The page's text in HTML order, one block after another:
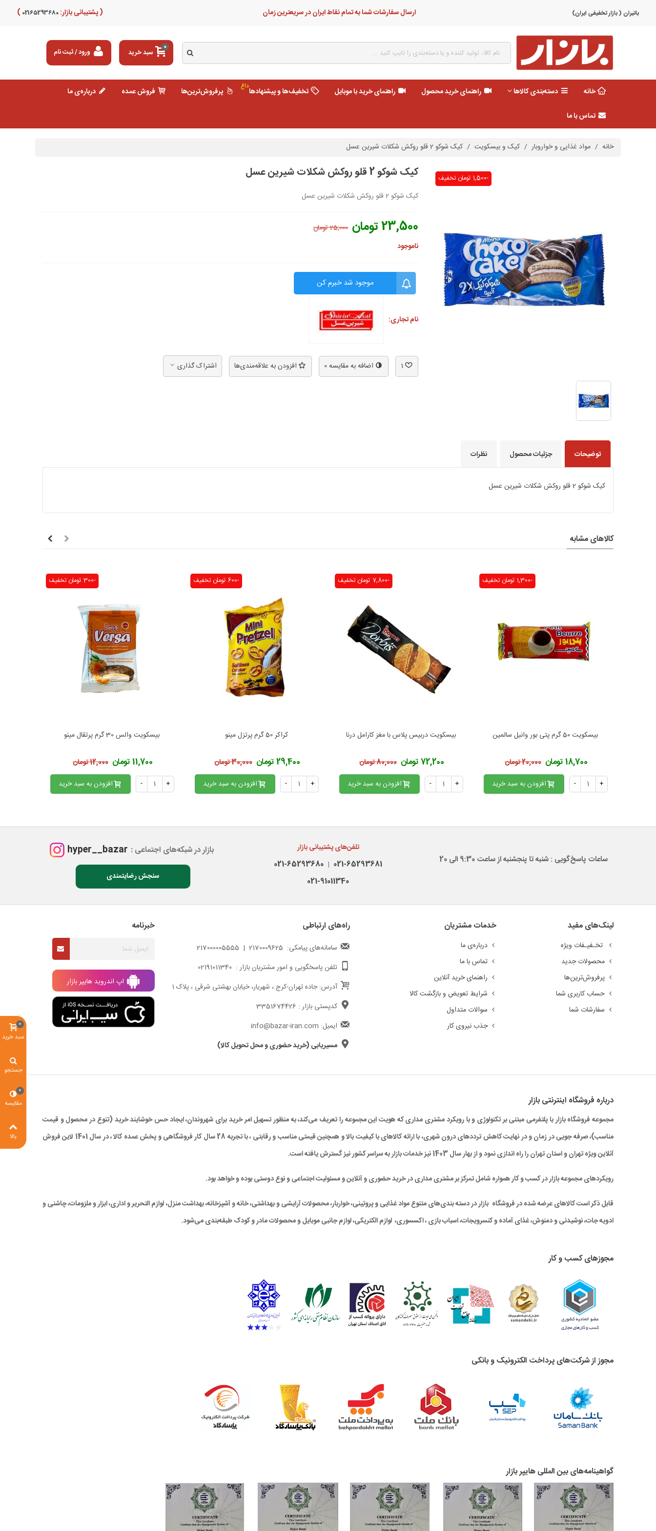
باتیران ( بازار تخفیفی ایران) ارسال سفارشات شما به تمام نقاط ایران در سریعترین زمان ( پشتیبانی بازار: 02165293680
)
0
سبد خرید ورود / ثبت نام
خانه دسته‌بندی کالاها راهنمای خرید محصول راهنمای خرید با موبایل تخفیف‌ها و پیشنهادهاداغ پرفروش‌ترین‌ها فروش عمده درباره‌ی ما
تماس با ما
خانه / مواد غذایی و خواروبار / کیک و بیسکویت / کیک شوکو 2 قلو روکش شکلات شیرین عسل
تخفیف -1,500 تومان کیک شوکو 2 قلو روکش شکلات شیرین عسل
کیک شوکو 2 قلو روکش شکلات شیرین عسل
23,500 تومان
25,000 تومان
ناموجود
موجود شد خبرم کن
نام تجاری:
1 اضافه به مقایسه0 افزودن به علاقه‌مندی‌ها اشتراک گذاری
توضیحات جزئیات محصول نظرات
کیک شوکو 2 قلو روکش شکلات شیرین عسل
کالاهای مشابه
تخفیف -1,300 تومان
افزودن به محبوب‌هابیسکویت 50 گرم پتی بور وانیل سالمین
18,700 تومان 20,000 تومان
- + افزودن به سبد خرید
تخفیف -7,800 تومان
افزودن به محبوب‌ها
بیسکویت دربیس پلاس با مغز کارامل درنا
72,200 تومان 80,000 تومان
- + افزودن به سبد خرید
تخفیف -600 تومان
افزودن به محبوب‌ها
کراکر 50 گرم پرتزل مینو
29,400 تومان 30,000 تومان
- + افزودن به سبد خرید
تخفیف -300 تومان
افزودن به محبوب‌ها
بیسکویت والس 30 گرم پرتقال مینو
11,700 تومان 12,000 تومان
- + افزودن به سبد خرید
ساعات پاسخ‌گویی : شنبه تا پنجشنبه از ساعت 9:30 الی 20
تلفن‌های پشتیبانی بازار
021-65293681
|
021-65293680
021-91011340
بازار در شبکه‌های اجتماعی : hyper__bazar
سنجش رضایتمندی
لینک‌های مفید
تخـفیـفات ویژه
محصولات جدید
پرفروش‌ترین‌ها
حساب کاربری شما
سفارشات شما
خدمات مشتریان
درباره‌ی ما
تماس با ما
راهنمای خرید آنلاین
شرایط تعویض و بازگشت کالا
سوالات متداول
جذب نیروی کار
راه‌های ارتباطی
سامانه‌های پیامکی: 2170009625 | 217000005555
تلفن پاسخگویی و امور مشتریان بازار : 02191011340
آدرس: جاده تهران-کرج ، شهریار، خیابان بهشتی شرقی ، پلاک 1
کدپستی بازار : 3351674426
ایمیل: info@bazar-iran.com
مسیریابی (خرید حضوری و محل تحویل کالا)
خبرنامه
اپ اندروید هایپر بازار
درباره‌ فروشگاه اینترنتی بازار
مجموعه فروشگاه بازار با پلتفرمی مبتنی بر تکنولوژی و با رویکرد مشتری مداری که هویت این مجموعه را تعریف می‌کند، به منظور تسهیل امر خرید برای شهروندان، ایجاد حس خوشایند خرید (تنوع در محصول و قیمت
مناسب)، صرفه جویی در زمان و در نهایت کاهش ترددهای درون شهری، با ارائه کالاهای با کیفیت بالا و همچنین قیمتی مناسب و رقابتی ، با تجربه 28 سال کار فروشگاهی و پخش عمده کالا ، در سال 1401 لاین فروش
آنلاین ویژه تهران و استان تهران را راه‌ اندازی نمود و از بهار سال 1403 نیز خدمات بازار به سراسر کشور نیز گسترش یافته است.
رویکردهای مجموعه بازار در کسب و کار همواره شامل تمرکز بر مشتری مداری در خرید حضوری و آنلاین و مسئولیت اجتماعی و نوع دوستی بوده و خواهد بود.
قابل ذکر است کالاهای عرضه شده در فروشگاه بازار در دسته بندی‌های متنوع مواد غذایی و پروتِینی، خواربار، محصولات آرایشی و بهداشتی، خانه و آشپزخانه، بهداشت منزل، لوازم التحریر و اداری، ابزار و ملزومات، چاشنی و
ادویه جات، نوشیدنی و دمنوش، غذای آماده و کنسرویجات، اسباب بازی ، اکسسوری، لوازم الکتریکی، لوازم جانبی موبایل و محصولات مادر و کودک طبقه‌بندی می‌شود.
مجوزهای کسب و کار
مجوز از شرکت‌های پرداخت الکترونیک و بانکی
گواهینامه‌های بین المللی هایپر بازار
سبد خرید
0
جستجو
مقایسه
0
بالا